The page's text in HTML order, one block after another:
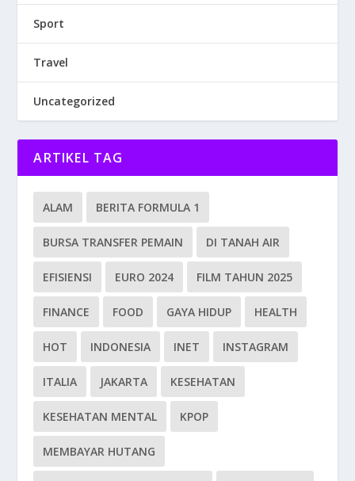
Sport
Travel
Uncategorized
ARTIKEL TAG
ALAM BERITA FORMULA 1
BURSA TRANSFER PEMAIN DI TANAH AIR
EFISIENSI EURO 2024 FILM TAHUN 2025
FINANCE FOOD GAYA HIDUP HEALTH
HOT INDONESIA INET INSTAGRAM
ITALIA JAKARTA KESEHATAN
KESEHATAN MENTAL KPOP
MEMBAYAR HUTANG